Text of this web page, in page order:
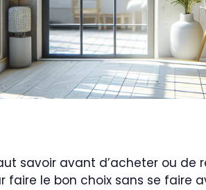
savoir avant d’acheter ou
faire le bon choix sans se faire